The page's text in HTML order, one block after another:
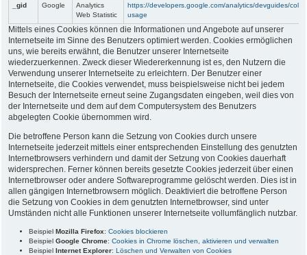
_gid Google
Analytics
Web Statistic
https://developers.google.com/analytics/devguides/
usage
Mittels eines Cookies können die Informationen und Angebote auf unserer
Internetseite im Sinne des Benutzers optimiert werden. Cookies ermöglichen
uns, wie bereits erwähnt, die Benutzer unserer Internetseite
wiederzuerkennen. Zweck dieser Wiedererkennung ist es, den Nutzern die
Verwendung unserer Internetseite zu erleichtern. Der Benutzer einer
Internetseite, die Cookies verwendet, muss beispielsweise nicht bei jedem
Besuch der Internetseite erneut seine Zugangsdaten eingeben, weil dies von
der Internetseite und dem auf dem Computersystem des Benutzers
abgelegten Cookie übernommen wird.
Die betroffene Person kann die Setzung von Cookies durch unsere
Internetseite jederzeit mittels einer entsprechenden Einstellung des genutzten
Internetbrowsers verhindern und damit der Setzung von Cookies dauerhaft
widersprechen. Ferner können bereits gesetzte Cookies jederzeit über einen
Internetbrowser oder andere Softwareprogramme gelöscht werden. Dies ist in
allen gängigen Internetbrowsern möglich. Deaktiviert die betroffene Person
die Setzung von Cookies in dem genutzten Internetbrowser, sind unter
Umständen nicht alle Funktionen unserer Internetseite vollumfänglich nutzbar.
Beispiel Mozilla Firefox: Cookies blockieren
Beispiel Google Chrome: Cookies in Chrome löschen, aktivieren und verwalten
Beispiel Internet Explorer: Löschen und Verwalten von Cookies